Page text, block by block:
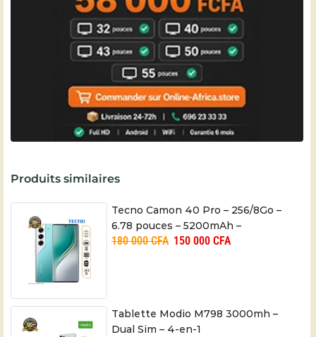
Produits similaires
Tecno Camon 40 Pro – 256/8Go –
6.78 pouces – 5200mAh –
50+8MP/50MP – 06 mois
180 000CFA 150 000 CFA
Tablette Modio M798 3000mh –
Dual Sim – 4-en-1